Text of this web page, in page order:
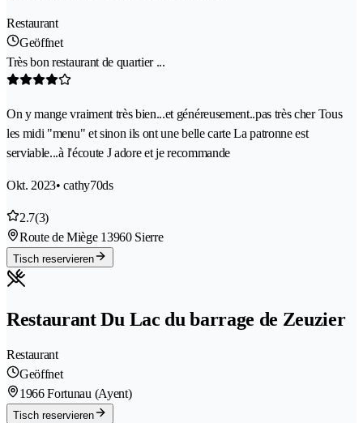
Restaurant
Geöffnet
Très bon restaurant de quartier ...
On y mange vraiment très bien...et généreusement..pas très cher Tous
les midi "menu" et sinon ils ont une belle carte La patronne est
serviable...à l'écoute J adore et je recommande
Okt. 2023• cathy70ds
2.7(3)
Route de Miège 13960 Sierre
Tisch reservieren
Restaurant Du Lac du barrage de Zeuzier
Restaurant
Geöffnet
1966 Fortunau (Ayent)
Tisch reservieren